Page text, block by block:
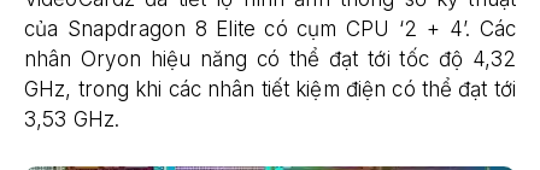
của Snapdragon 8 Elite có cụm CPU ‘2 + 4’. Các
nhân Oryon hiệu năng có thể đạt tới tốc độ 4,32
GHz, trong khi các nhân tiết kiệm điện có thể đạt tới
3,53 GHz.